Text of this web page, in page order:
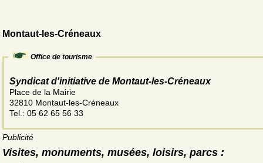
Montaut-les-Créneaux
Office de tourisme
Syndicat d'initiative de Montaut-les-Créneaux
Place de la Mairie
32810 Montaut-les-Créneaux
Tel.: 05 62 65 56 33
Publicité
Visites, monuments, musées, loisirs, parcs :